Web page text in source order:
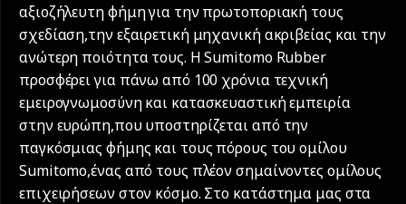
αξιοζήλευτη φήμη για την πρωτοποριακή τους
σχεδίαση,την εξαιρετική μηχανική ακριβείας και την
ανώτερη ποιότητα τους. Η Sumitomo Rubber
προσφέρει για πάνω από 100 χρόνια τεχνική
εμειρογνωμοσύνη και κατασκευαστική εμπειρία
στην ευρώπη,που υποστηρίζεται από την
παγκόσμιας φήμης και τους πόρους του ομίλου
Sumitomo,ένας από τους πλέον σημαίνοντες ομίλους
επιχειρήσεων στον κόσμο. Στο κατάστημα μας στα